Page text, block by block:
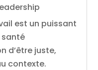
est un puissant
d’être juste,
contexte.